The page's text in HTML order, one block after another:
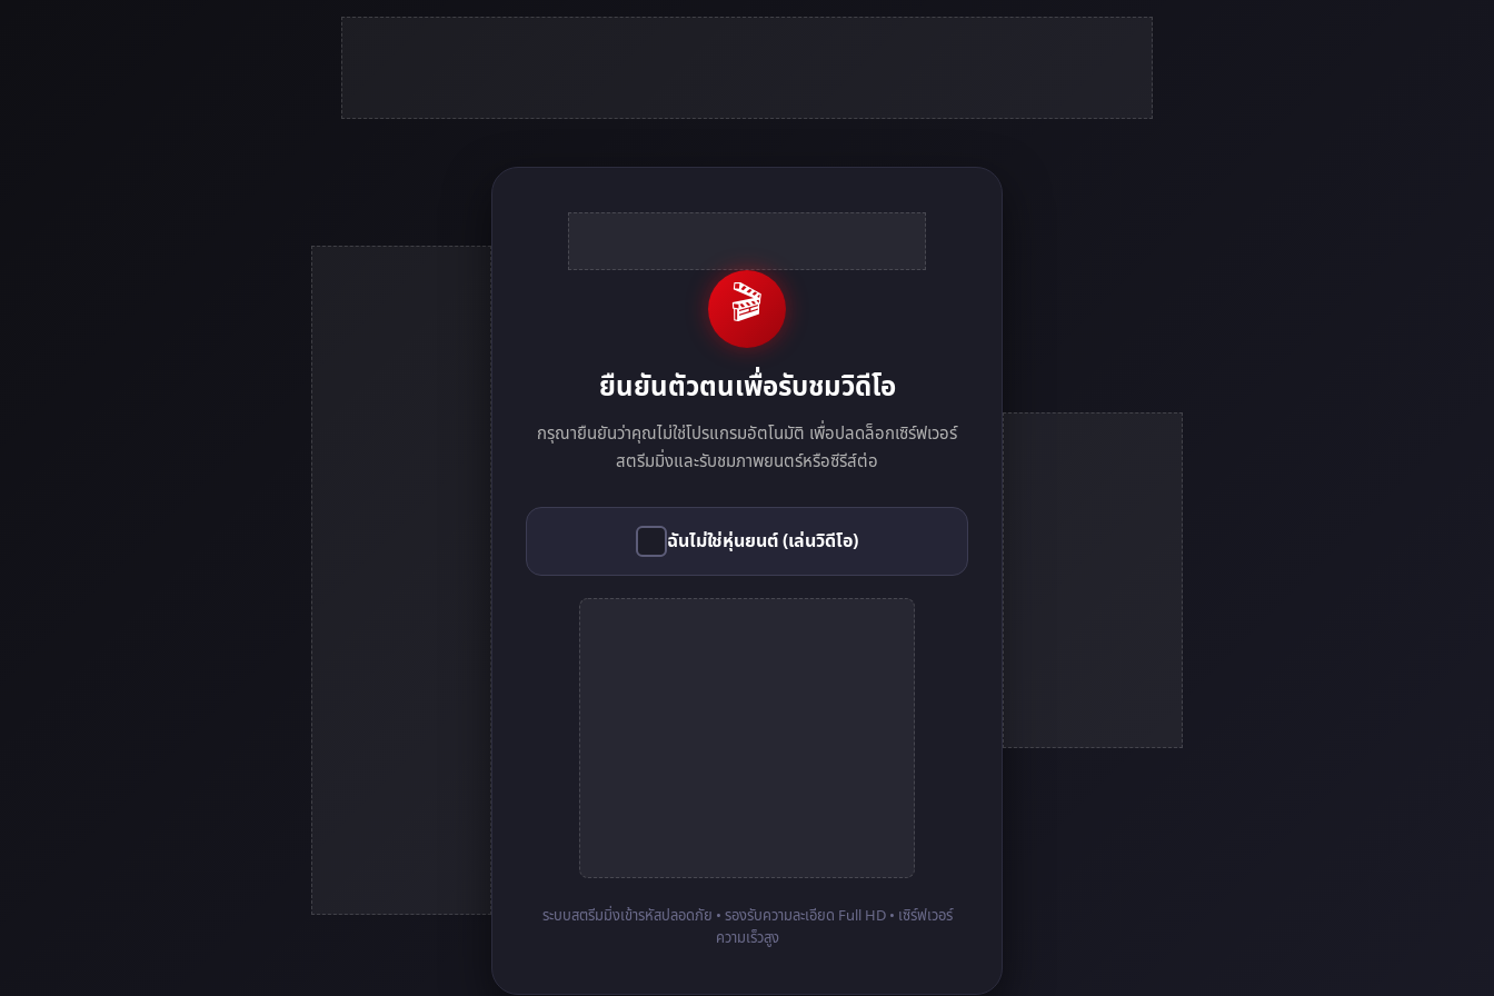
🎬
ยืนยันตัวตนเพื่อรับชมวิดีโอ
กรุณายืนยันว่าคุณไม่ใช่โปรแกรมอัตโนมัติ เพื่อปลดล็อกเซิร์ฟเวอร์
สตรีมมิ่งและรับชมภาพยนตร์หรือซีรีส์ต่อ
ฉันไม่ใช่หุ่นยนต์ (เล่นวิดีโอ)
ระบบสตรีมมิ่งเข้ารหัสปลอดภัย • รองรับความละเอียด Full HD • เซิร์ฟเวอร์
ความเร็วสูง